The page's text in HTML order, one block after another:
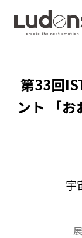
第33回
ント 「
宇